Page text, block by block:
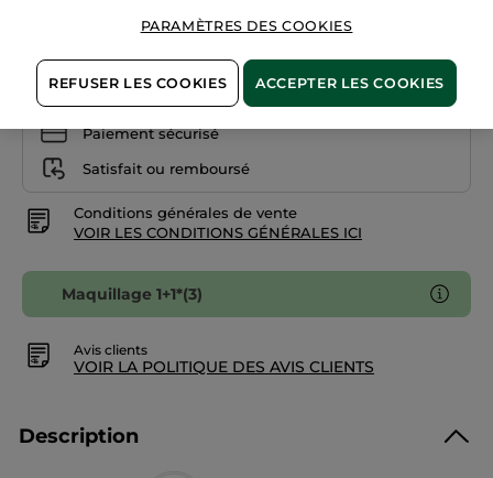
AJOUTER AU PANIER
12/08
Paiement sécurisé
Satisfait ou remboursé
Conditions générales de vente
VOIR LES CONDITIONS GÉNÉRALES ICI
Maquillage 1+1*(3)
Avis clients
VOIR LA POLITIQUE DES AVIS CLIENTS
Description
PARAMÈTRES DES COOKIES
REFUSER LES COOKIES ACCEPTER LES COOKIES